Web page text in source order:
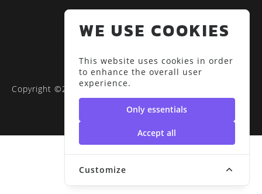
WE USE COOKIES
This website uses cookies in order
to enhance the overall user
experience.
Only essentials
Accept all
Customize
Copyright ©2020 RUS-SDGs | มหาวิทยาลัยเทคโนโลยีราช
มงคลสุวรรณภูมิ